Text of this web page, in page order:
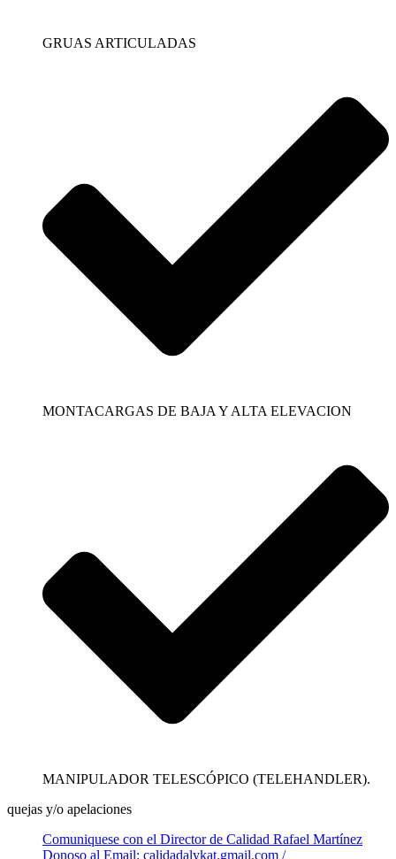
GRUAS ARTICULADAS
MONTACARGAS DE BAJA Y ALTA ELEVACION
MANIPULADOR TELESCÓPICO (TELEHANDLER).
quejas y/o apelaciones
Comuniquese con el Director de Calidad Rafael Martínez
Donoso al Email: calidadalykat.gmail.com /